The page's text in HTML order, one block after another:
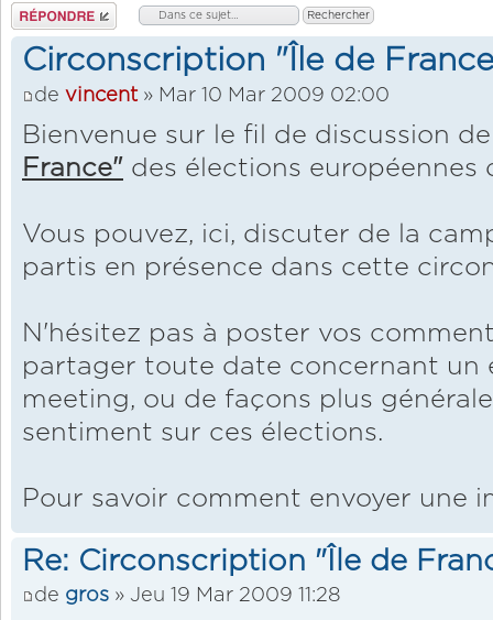
Répondre
Circonscription "Île de
de vincent » Mar 10 Mar 2009 02:00
Bienvenue sur le fil de discussion
France" des élections européennes
Vous pouvez, ici, discuter de la
partis en présence dans cette
N'hésitez pas à poster vos
partager toute date concernant un
meeting, ou de façons plus
sentiment sur ces élections.
Pour savoir comment envoyer une
Re: Circonscription "Île de
de gros » Jeu 19 Mar 2009 11:28